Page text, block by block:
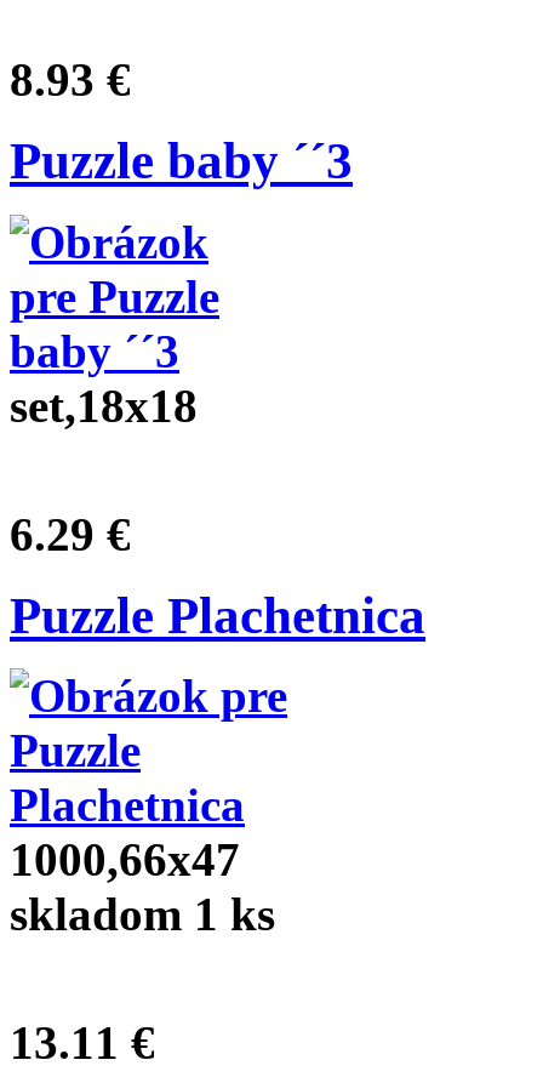
8.93 €
Puzzle baby ´´3
set,18x18
6.29 €
Puzzle Plachetnica
1000,66x47
skladom 1 ks
13.11 €